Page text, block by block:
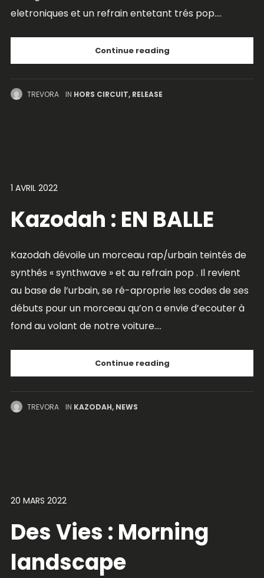
eletroniques et un refrain entetant trés pop....
Continue reading
TREVORA IN HORS CIRCUIT, RELEASE
1 AVRIL 2022
Kazodah : EN BALLE
Kazodah dévoile un morceau rap/urbain teintés de
synthés « synthwave » et au refrain pop . Il revient
au base de l’urbain, se ré-aproprie les codes de ses
débuts pour un morceau qu’on a envie d’ecouter à
fond au volant de notre voiture....
Continue reading
TREVORA IN KAZODAH, NEWS
20 MARS 2022
Des Vies : Morning
landscape